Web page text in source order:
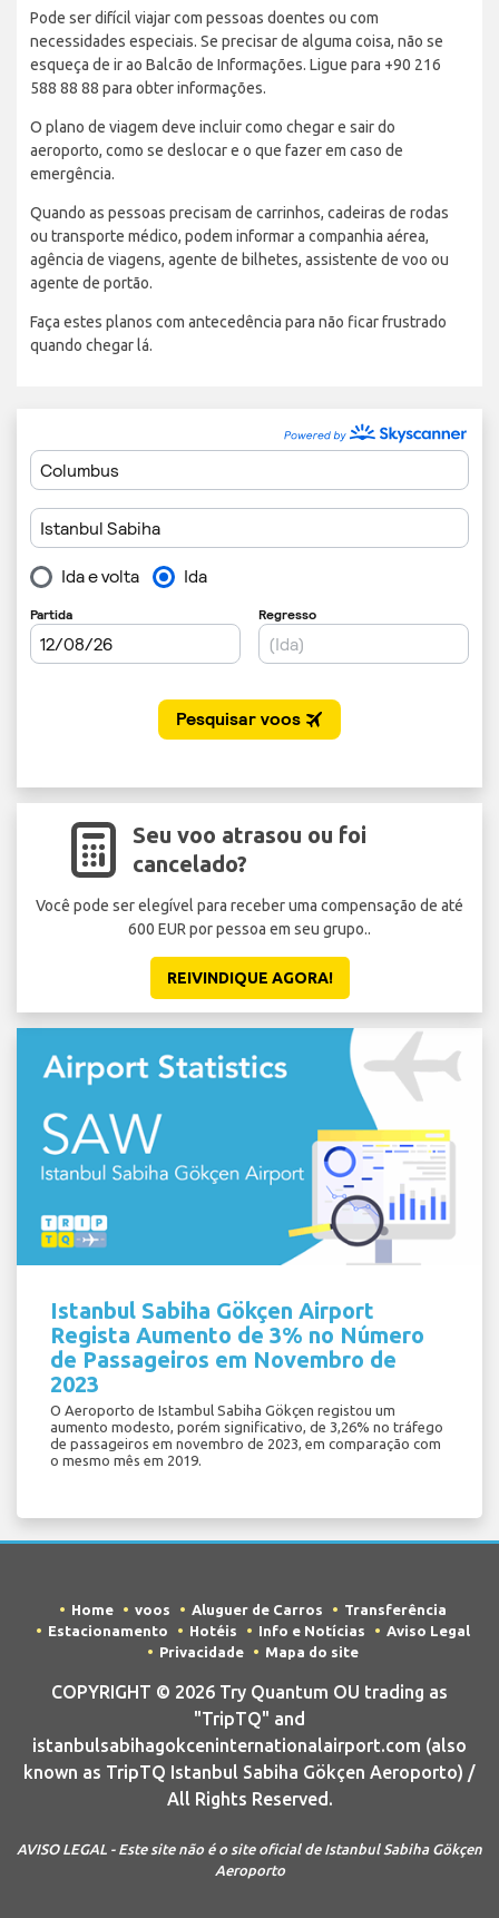
Pode ser difícil viajar com pessoas doentes ou com
necessidades especiais. Se precisar de alguma coisa, não se
esqueça de ir ao Balcão de Informações. Ligue para +90 216
588 88 88 para obter informações.
O plano de viagem deve incluir como chegar e sair do
aeroporto, como se deslocar e o que fazer em caso de
emergência.
Quando as pessoas precisam de carrinhos, cadeiras de rodas
ou transporte médico, podem informar a companhia aérea,
agência de viagens, agente de bilhetes, assistente de voo ou
agente de portão.
Faça estes planos com antecedência para não ficar frustrado
quando chegar lá.
Seu voo atrasou ou foi
cancelado?
Você pode ser elegível para receber uma compensação de até
600 EUR por pessoa em seu grupo..
REIVINDIQUE AGORA!
Istanbul Sabiha Gökçen Airport
Regista Aumento de 3% no Número
de Passageiros em Novembro de
2023
O Aeroporto de Istambul Sabiha Gökçen registou um
aumento modesto, porém significativo, de 3,26% no tráfego
de passageiros em novembro de 2023, em comparação com
o mesmo mês em 2019.
Home voos Aluguer de Carros
Transferência
Estacionamento
Hotéis Info e Notícias
Aviso Legal
Privacidade
Mapa do site
COPYRIGHT © 2026 Try Quantum OU trading as
"TripTQ" and
istanbulsabihagokceninternationalairport.com (also
known as TripTQ Istanbul Sabiha Gökçen Aeroporto) /
All Rights Reserved.
AVISO LEGAL - Este site não é o site oficial de Istanbul Sabiha Gökçen
Aeroporto